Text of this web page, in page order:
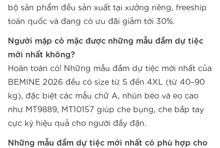
bộ sản phẩm đều sản xuất tại xưởng riêng, freeship
toàn quốc và đang có ưu đãi giảm tới 30%.
Người mập có mặc được những mẫu đầm dự tiệc
mới nhất không?
Hoàn toàn có! Những mẫu đầm dự tiệc mới nhất của
BEMINE 2026 đều có size từ S đến 4XL (từ 40–90
kg), đặc biệt các mẫu chữ A, nhún bèo và eo cao
như MT9889, MT10157 giúp che bụng, che bắp tay
cực kỳ hiệu quả cho người đầy đặn.
Những mẫu đầm dự tiệc mới nhất có phù hợp cho